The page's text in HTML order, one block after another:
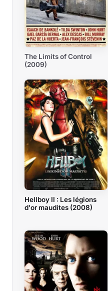
The Limits of Control
(2009)
Hellboy II : Les légions
d'or maudites (2008)